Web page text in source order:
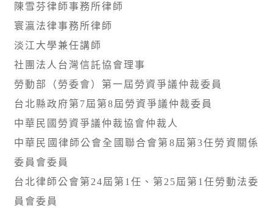
陳雪芬律師事務所律師
寰瀛法律事務所律師
淡江大學兼任講師
社團法人台灣信託協會理事
勞動部（勞委會）第一屆勞資爭議仲裁委員
台北縣政府第7屆第8屆勞資爭議仲裁委員
中華民國勞資爭議仲裁協會仲裁人
中華民國律師公會全國聯合會第8屆第3任勞資關係
委員會委員
台北律師公會第24屆第1任、第25屆第1任勞動法委
員會委員